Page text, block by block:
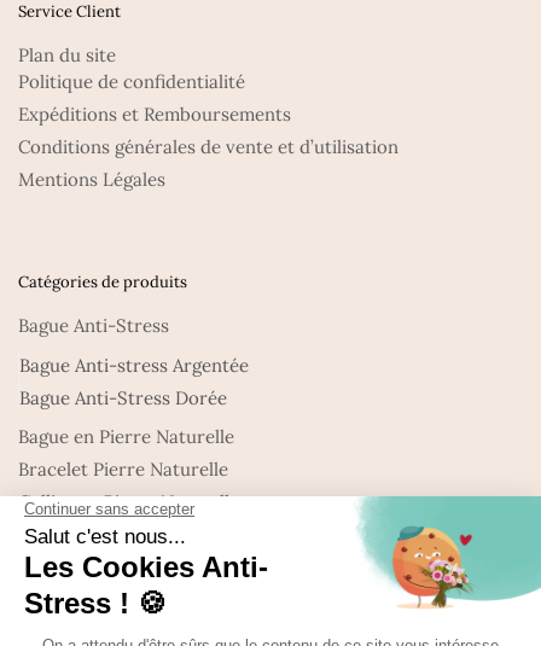
Service Client
Plan du site
Politique de confidentialité
Expéditions et Remboursements
Conditions générales de vente et d’utilisation
Mentions Légales
Catégories de produits
Bague Anti-Stress
Bague Anti-stress Argentée
Bague Anti-Stress Dorée
Bague en Pierre Naturelle
Bracelet Pierre Naturelle
Collier en Pierre Naturelle
Nouveautés : Bijoux en Pierre naturelle
Promo
Uncategorized